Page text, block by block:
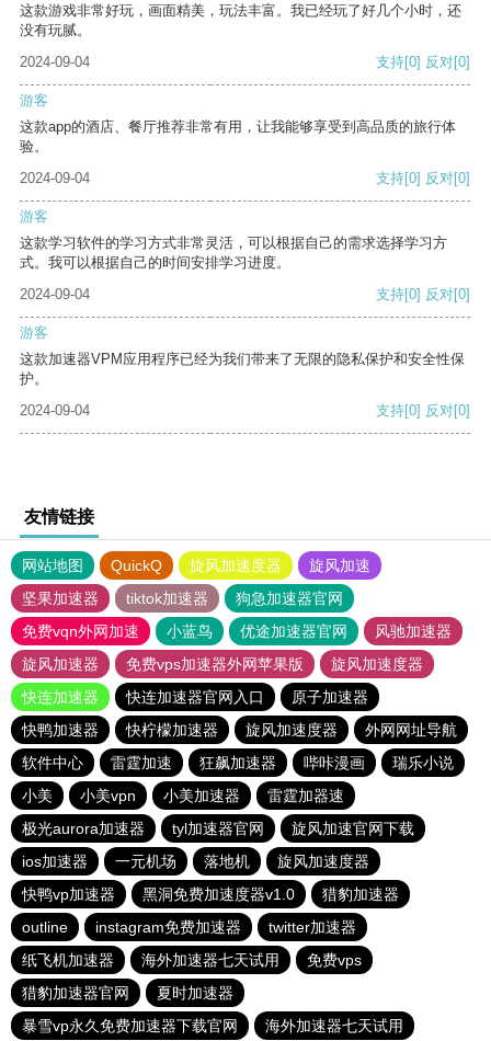
这款游戏非常好玩，画面精美，玩法丰富。我已经玩了好几个小时，还
没有玩腻。
2024-09-04
支持[0] 反对[0]
游客
这款app的酒店、餐厅推荐非常有用，让我能够享受到高品质的旅行体
验。
2024-09-04
支持[0] 反对[0]
游客
这款学习软件的学习方式非常灵活，可以根据自己的需求选择学习方
式。我可以根据自己的时间安排学习进度。
2024-09-04
支持[0] 反对[0]
游客
这款加速器VPM应用程序已经为我们带来了无限的隐私保护和安全性保
护。
2024-09-04
支持[0] 反对[0]
友情链接
网站地图 QuickQ 旋风加速度器
旋风加速
坚果加速器
tiktok加速器
狗急加速器官网
免费vqn外网加速
小蓝鸟 优途加速器官网
风驰加速器
旋风加速器
免费vps加速器外网苹果版
旋风加速度器
快连加速器
快连加速器官网入口
原子加速器
快鸭加速器
快柠檬加速器 旋风加速度器
外网网址导航
软件中心
雷霆加速 狂飙加速器 哔咔漫画
瑞乐小说
小美
小美vpn 小美加速器
雷霆加器速
极光aurora加速器
tyl加速器官网
旋风加速官网下载
ios加速器
一元机场 落地机
旋风加速度器
快鸭vp加速器
黑洞免费加速度器v1.0
猎豹加速器
outline
instagram免费加速器
twitter加速器
纸飞机加速器
海外加速器七天试用
免费vps
猎豹加速器官网
夏时加速器
暴雪vp永久免费加速器下载官网
海外加速器七天试用